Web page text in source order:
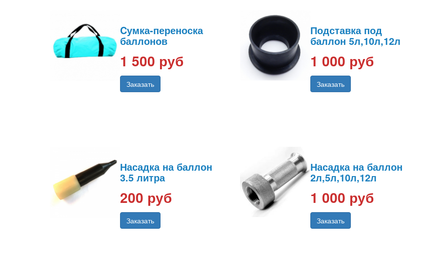
Cумка-переноска
баллонов
1 500 руб
Заказать
Подставка под
баллон 5л,10л,12л
1 000 руб
Заказать
Насадка на баллон
3.5 литра
200 руб
Заказать
Насадка на баллон
2л,5л,10л,12л
1 000 руб
Заказать